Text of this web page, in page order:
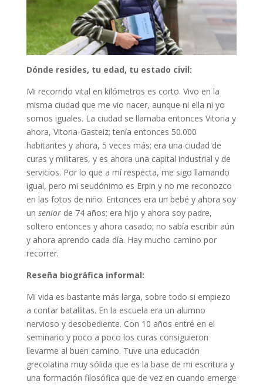
Dónde resides, tu edad, tu estado civil:
Mi recorrido vital en kilómetros es corto. Vivo en la
misma ciudad que me vio nacer, aunque ni ella ni yo
somos iguales. La ciudad se llamaba entonces Vitoria y
ahora, Vitoria-Gasteiz; tenía entonces 50.000
habitantes y ahora, 5 veces más; era una ciudad de
curas y militares, y es ahora una capital industrial y de
servicios. Por lo que a mí respecta, me sigo llamando
igual, pero mi seudónimo es Erpin y no me reconozco
en las fotos de niño. Entonces era un bebé y ahora soy
un senior de 74 años; era hijo y ahora soy padre,
soltero entonces y ahora casado; no sabía escribir aún
y ahora aprendo cada día. Hay mucho camino por
recorrer.
Reseña biográfica informal:
Mi vida es bastante más larga, sobre todo si empiezo
a contar batallitas. En la escuela era un alumno
nervioso y desobediente. Con 10 años entré en el
seminario y poco a poco los curas consiguieron
llevarme al buen camino. Tuve una educación
grecolatina muy sólida que es la base de mi escritura y
una formación filosófica que de vez en cuando emerge